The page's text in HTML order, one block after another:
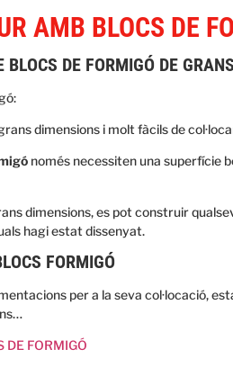
AMB BLOCS DE
BLOCS DE FORMIGÓ DE
dimensions i molt fàcils de
només necessiten una superfície
dimensions, es pot construir
hagi estat dissenyat.
FORMIGÓ
per a la seva col·locació,
DE FORMIGÓ